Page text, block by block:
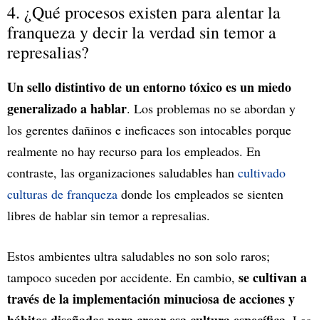
4. ¿Qué procesos existen para alentar la
franqueza y decir la verdad sin temor a
represalias?
Un sello distintivo de un entorno tóxico es un miedo
generalizado a hablar. Los problemas no se abordan y
los gerentes dañinos e ineficaces son intocables porque
realmente no hay recurso para los empleados. En
contraste, las organizaciones saludables han cultivado
culturas de franqueza donde los empleados se sienten
libres de hablar sin temor a represalias.
Estos ambientes ultra saludables no son solo raros;
tampoco suceden por accidente. En cambio, se cultivan a
través de la implementación minuciosa de acciones y